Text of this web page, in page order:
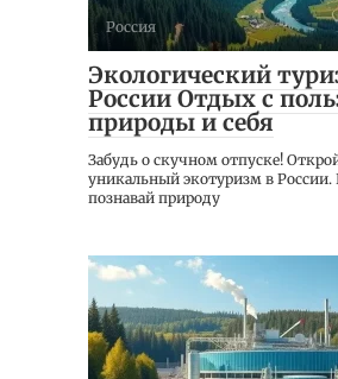
Россия
Экологический
России Отдых с
природы и себя
Забудь о скучном отпуске!
уникальный экотуризм в
познавай природу